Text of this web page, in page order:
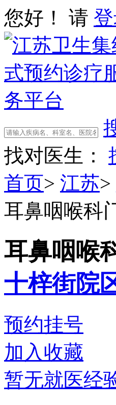
您好！ 请
找对医生：
首页> 江苏>
耳鼻咽喉科
耳鼻咽喉
十梓街院
预约挂号
加入收藏
暂无就医经